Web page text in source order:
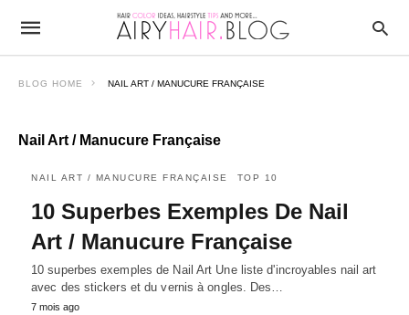
BLOG HOME NAIL ART / MANUCURE FRANÇAISE
Nail Art / Manucure Française
NAIL ART / MANUCURE FRANÇAISE TOP 10
10 Superbes Exemples De Nail
Art / Manucure Française
10 superbes exemples de Nail Art Une liste d'incroyables nail art
avec des stickers et du vernis à ongles. Des…
7 mois ago